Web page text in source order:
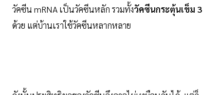
วัคซีน mRNA เป็นวัคซีนหลัก รวมทั้งวัคซีนกระตุ้นเข็ม 3
ด้วย แต่บ้านเราใช้วัคซีนหลากหลาย